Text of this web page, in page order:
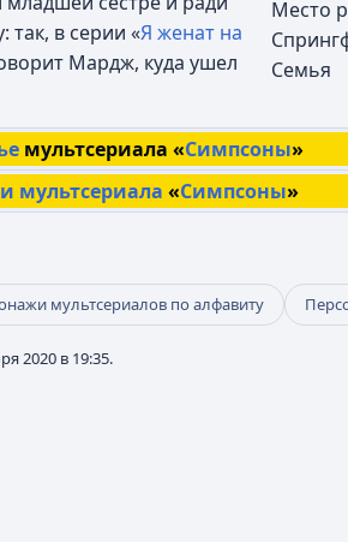
Место
Семья
так, в серии «Я женат на
Мардж, куда ушел
мультсериала «Симпсоны»
мультсериала «Симпсоны»
мультсериалов по алфавиту
2020 в 19:35.